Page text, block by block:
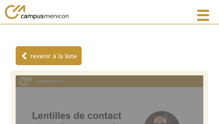
revenir à la liste